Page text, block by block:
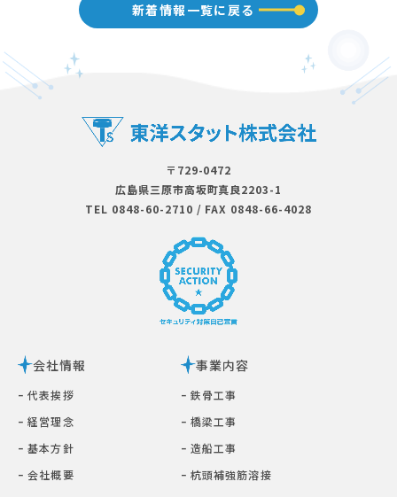
新着情報一覧に戻る
〒729-0472
広島県三原市⾼坂町真良2203-1
TEL 0848-60-2710 / FAX 0848-66-4028
会社情報
ｰ 代表挨拶
ｰ 経営理念
ｰ 基本⽅針
ｰ 会社概要
事業内容
ｰ 鉄⾻⼯事
ｰ 橋梁⼯事
ｰ 造船工事
ｰ 杭頭補強筋溶接